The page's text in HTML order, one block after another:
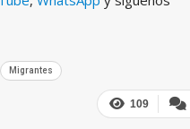
Migrantes
109